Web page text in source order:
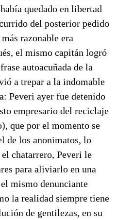
quedado en libertad
del posterior pedido
razonable era
el mismo capitán logró
autoacuñada de la
a trepar a la indomable
Peveri ayer fue detenido
empresario del reciclaje
que por el momento se
de los anonimatos, lo
chatarrero, Peveri le
para aliviarlo en una
mismo denunciante
la realidad siempre tiene
de gentilezas, en su